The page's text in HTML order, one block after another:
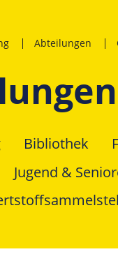
Abteilungen
Bibliothek
Jugend &